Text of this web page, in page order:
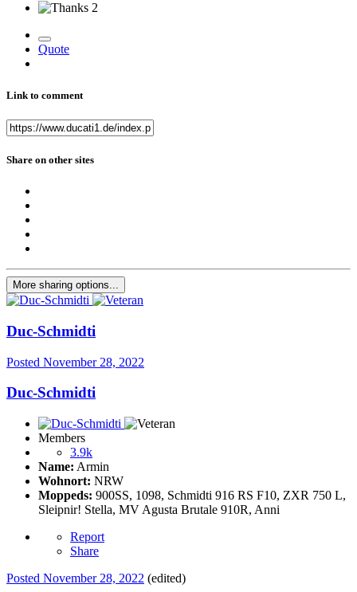
2
Quote
Link to comment
Share on other sites
More sharing options...
Duc-Schmidti
Posted November 28, 2022
Duc-Schmidti
Members
3.9k
Name: Armin
Wohnort: NRW
Moppeds: 900SS, 1098, Schmidti 916 RS F10, ZXR 750 L,
Sleipnir! Stella, MV Agusta Brutale 910R, Anni
Report
Share
Posted November 28, 2022 (edited)